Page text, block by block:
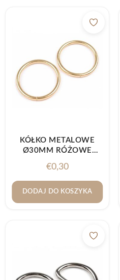
KÓŁKO METALOWE
Ø30MM RÓŻOWE
€0,30
DODAJ DO KOSZYKA